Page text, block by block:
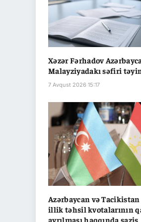
Xəzər Fərhadov
Malayziyadakı səfiri
7 Avqust 2026 15:17
Azərbaycan və Tacikistan
illik təhsil kvotalarının
ayrılması haqqında saziş